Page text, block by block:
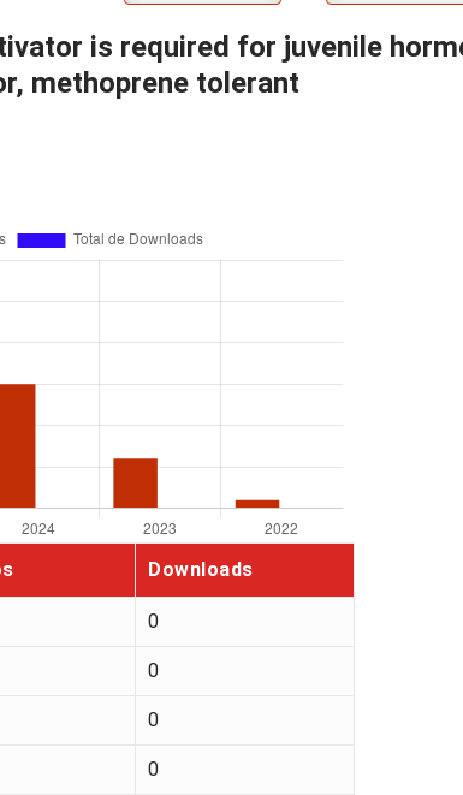
is required for juvenile
methoprene tolerant
Downloads
0
0
0
0